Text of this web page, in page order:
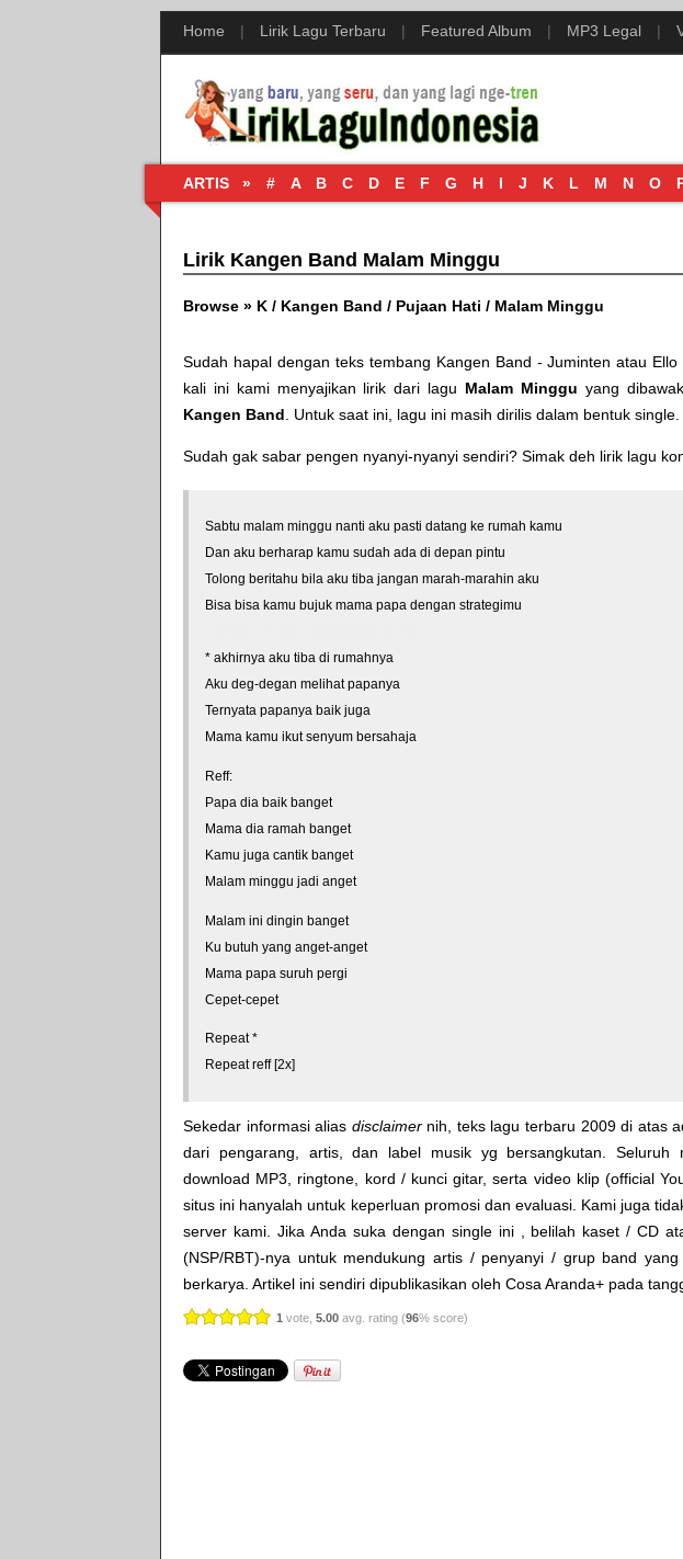
Home | Lirik Lagu Terbaru | Featured Album | MP3 Legal |
ARTIS » # A B C D E F G H I J K L M N O
Lirik Kangen Band Malam Minggu
Browse » K / Kangen Band / Pujaan Hati / Malam Minggu
Sudah hapal dengan teks tembang Kangen Band - Juminten atau Ello
kali ini kami menyajikan lirik dari lagu Malam Minggu yang
Kangen Band . Untuk saat ini, lagu ini masih dirilis dalam bentuk single.
Sudah gak sabar pengen nyanyi-nyanyi sendiri? Simak deh lirik lagu
Sabtu malam minggu nanti aku pasti datang ke rumah kamu
Dan aku berharap kamu sudah ada di depan pintu
Tolong beritahu bila aku tiba jangan marah-marahin aku
Bisa bisa kamu bujuk mama papa dengan strategimu
* akhirnya aku tiba di rumahnya
Aku deg-degan melihat papanya
Ternyata papanya baik juga
Mama kamu ikut senyum bersahaja
Reff:
Papa dia baik banget
Mama dia ramah banget
Kamu juga cantik banget
Malam minggu jadi anget
Malam ini dingin banget
Ku butuh yang anget-anget
Mama papa suruh pergi
Cepet-cepet
Repeat *
Repeat reff [2x]
Sekedar informasi alias disclaimernih, teks lagu terbaru 2009 di atas
dari pengarang, artis, dan label musik yg bersangkutan. Seluruh
download MP3, ringtone, kord / kunci gitar, serta video klip (official
situs ini hanyalah untuk keperluan promosi dan evaluasi. Kami juga
server kami. Jika Anda suka dengan single ini , belilah kaset / CD
(NSP/RBT)-nya untuk mendukung artis / penyanyi / grup band
berkarya. Artikel ini sendiri dipublikasikan oleh Cosa Aranda+ pada
1 vote, 5.00 avg. rating (96% score)